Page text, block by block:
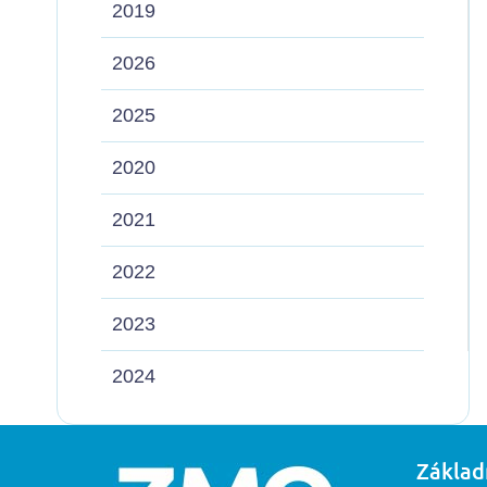
2019
2026
2025
2020
2021
2022
2023
2024